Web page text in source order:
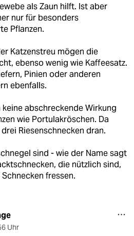
als Zaun hilft. Ist aber
nur für besonders
Pflanzen.
Katzenstreu mögen die
ebenso wenig wie Kaffeesatz.
Pinien oder anderen
ebenfalls.
keine abschreckende Wirkung
wie Portulakröschen. Da
Riesenschnecken dran.
sind - wie der Name sagt
die nützlich sind,
fressen.
Uhr